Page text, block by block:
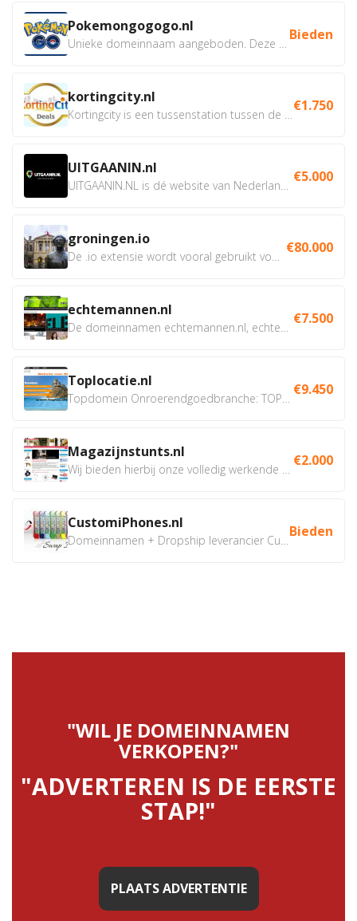
Pokemongogogo.nl Bieden
kortingcity.nl €1.750
UITGAANIN.nl €5.000
groningen.io €80.000
echtemannen.nl €7.500
Toplocatie.nl €9.450
Magazijnstunts.nl €2.000
CustomiPhones.nl Bieden
"WIL JE DOMEINNAMEN
VERKOPEN?"
"ADVERTEREN IS DE EERSTE
STAP!"
PLAATS ADVERTENTIE